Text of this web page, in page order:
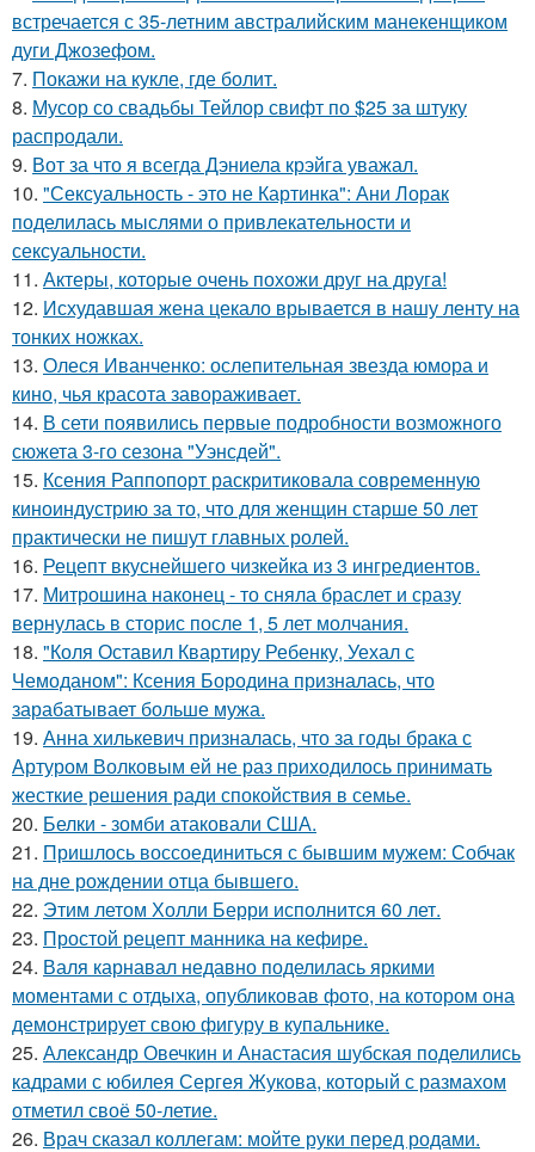
встречается с 35-летним австралийским манекенщиком
дуги Джозефом.
7. Покажи на кукле, где болит.
8. Мусор со свадьбы Тейлор свифт по $25 за штуку
распродали.
9. Вот за что я всегда Дэниела крэйга уважал.
10. "Сексуальность - это не Картинка": Ани Лорак
поделилась мыслями о привлекательности и
сексуальности.
11. Актеры, которые очень похожи друг на друга!
12. Исхудавшая жена цекало врывается в нашу ленту на
тонких ножках.
13. Олеся Иванченко: ослепительная звезда юмора и
кино, чья красота завораживает.
14. В сети появились первые подробности возможного
сюжета 3-го сезона "Уэнсдей".
15. Ксения Раппопорт раскритиковала современную
киноиндустрию за то, что для женщин старше 50 лет
практически не пишут главных ролей.
16. Рецепт вкуснейшего чизкейка из 3 ингредиентов.
17. Митрошина наконец - то сняла браслет и сразу
вернулась в сторис после 1, 5 лет молчания.
18. "Коля Оставил Квартиру Ребенку, Уехал с
Чемоданом": Ксения Бородина призналась, что
зарабатывает больше мужа.
19. Анна хилькевич призналась, что за годы брака с
Артуром Волковым ей не раз приходилось принимать
жесткие решения ради спокойствия в семье.
20. Белки - зомби атаковали США.
21. Пришлось воссоединиться с бывшим мужем: Собчак
на дне рождении отца бывшего.
22. Этим летом Холли Берри исполнится 60 лет.
23. Простой рецепт манника на кефире.
24. Валя карнавал недавно поделилась яркими
моментами с отдыха, опубликовав фото, на котором она
демонстрирует свою фигуру в купальнике.
25. Александр Овечкин и Анастасия шубская поделились
кадрами с юбилея Сергея Жукова, который с размахом
отметил своё 50-летие.
26. Врач сказал коллегам: мойте руки перед родами.